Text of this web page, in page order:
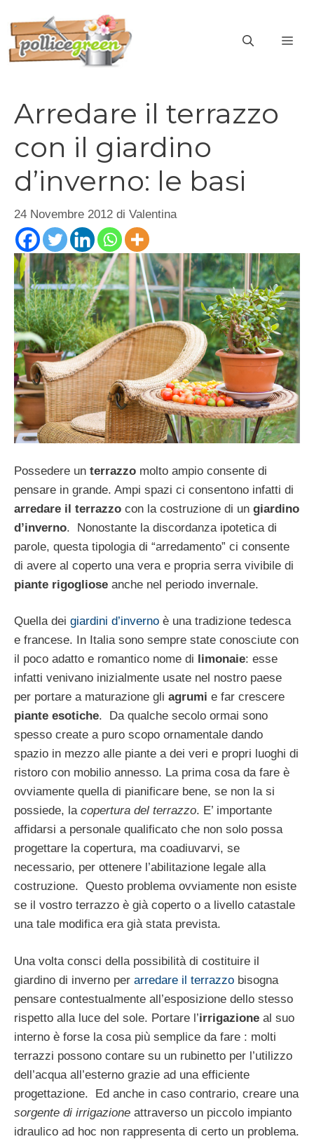
contenuto
Arredare il terrazzo
con il giardino
d’inverno: le basi
24 Novembre 2012 di Valentina
Possedere un terrazzo molto ampio consente di
pensare in grande. Ampi spazi ci consentono infatti di
arredare il terrazzo con la costruzione di un giardino
d’inverno. Nonostante la discordanza ipotetica di
parole, questa tipologia di “arredamento” ci consente
di avere al coperto una vera e propria serra vivibile di
piante rigogliose anche nel periodo invernale.
Quella dei giardini d’inverno è una tradizione tedesca
e francese. In Italia sono sempre state conosciute con
il poco adatto e romantico nome di
limonaie: esse
infatti venivano inizialmente usate nel nostro paese
per portare a maturazione gli agrumi e far crescere
piante esotiche. Da qualche secolo ormai sono
spesso create a puro scopo ornamentale dando
spazio in mezzo alle piante a dei veri e propri luoghi di
ristoro con mobilio annesso. La prima cosa da fare è
ovviamente quella di pianificare bene, se non la si
possiede, la copertura del terrazzo. E’ importante
affidarsi a personale qualificato che non solo possa
progettare la copertura, ma coadiuvarvi, se
necessario, per ottenere l’abilitazione legale alla
costruzione. Questo problema ovviamente non esiste
se il vostro terrazzo è già coperto o a livello catastale
una tale modifica era già stata prevista.
Una volta consci della possibilità di costituire il
giardino di inverno per arredare il terrazzo bisogna
pensare contestualmente all’esposizione dello stesso
rispetto alla luce del sole. Portare l’irrigazione al suo
interno è forse la cosa più semplice da fare : molti
terrazzi possono contare su un rubinetto per l’utilizzo
dell’acqua all’esterno grazie ad una efficiente
progettazione. Ed anche in caso contrario, creare una
sorgente di irrigazione attraverso un piccolo impianto
idraulico ad hoc non rappresenta di certo un problema.